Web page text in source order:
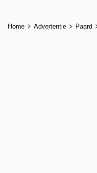
Home Advertentie Paard